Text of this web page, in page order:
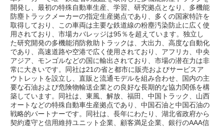
開発し、最初の特殊自動車生産、学習、研究拠点となり、多機能
防塵トラックメーカーの指定生産拠点であり、多くの国家特許を
取得しており、この車両は主要な鉄道線の粉塵汚染防止に広く使
用されており、市場カバレッジは95％を超えています。独立し
た研究開発の多機能消防救助トラックは、大出力、高度な自動化
であり、高速道路や空港で広く使用されており、アフリカ、中央
アジア、モンゴルなどの国に輸出されており、市場の潜在力は非
常に大きいです。同社は21の省と都市に販売およびサービスア
ウトレットを設立し、直販と流通モデルを組み合わせ、国内の主
要な石油および危険物輸送企業との良好な長期的な協力関係を構
築しています。同社は、東風、解放、福田、中国トラック、山西
オートなどの特殊自動車生産拠点であり、中国石油と中国石油の
戦略的パートナーです。同社は、長年にわたり、湖北省政府から
契約遵守と信用維持ユニット企業、顧客満足企業、銀行のAAA信